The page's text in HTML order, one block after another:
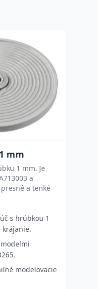
mm
1 mm. Je
a
a tenké
s hrúbkou 1
krájanie.
modelovacie